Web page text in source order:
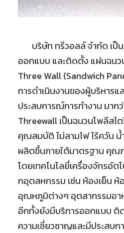
บริษัท ทรีวอลล์ จำกัด เป็
ออกแบบ และติดตั้ง แผ่นฉนว
Three Wall (Sandwich
การดำเนินงานของผู้บริหาร
ประสบการณ์การทำงาน มาก
Threewall เป็นฉนวนโพลีส
คุณสมบัติ ไม่ลามไฟ ไร้ควัน น้
ผลิตขึ้นภายใต้มาตรฐาน คุณ
โดยเทคโนโลยี่เครื่องจักรอัต
กอุตสหกรรม เช่น ห้องเย็น
อุณหภูมิต่างๆ อุตสากรรมอ
อีกทั้งยังมีบริการออกแบบ ติ
ความเชี่ยวชาญและมีประสบ